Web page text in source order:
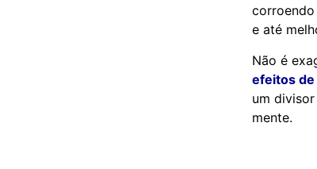
e até
Não é
efeitos de
um
mente.